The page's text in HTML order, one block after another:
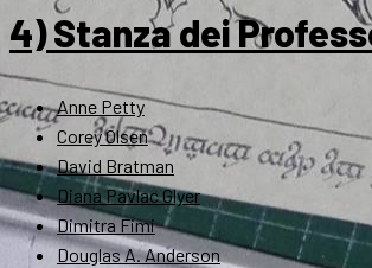
4) Stanza dei
Anne Petty
Corey Olsen
David Bratman
Diana Pavlac Glyer
Dimitra Fimi
Douglas A. Anderson